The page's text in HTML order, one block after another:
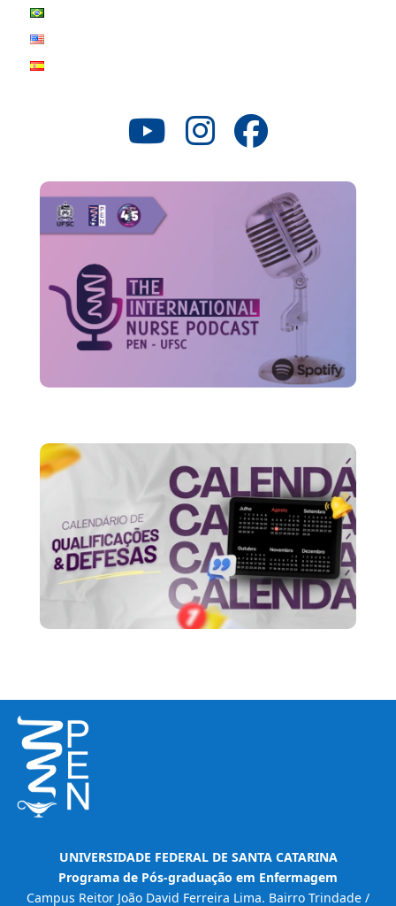
UNIVERSIDADE FEDERAL DE SANTA CATARINA
Programa de Pós-graduação em Enfermagem
Campus Reitor João David Ferreira Lima. Bairro Trindade /